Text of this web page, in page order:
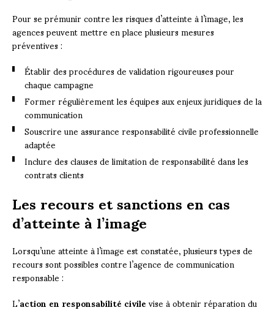
Pour se prémunir contre les risques d’atteinte à l’image, les
agences peuvent mettre en place plusieurs mesures
préventives :
Établir des procédures de validation rigoureuses pour
chaque campagne
Former régulièrement les équipes aux enjeux juridiques de la
communication
Souscrire une assurance responsabilité civile professionnelle
adaptée
Inclure des clauses de limitation de responsabilité dans les
contrats clients
Les recours et sanctions en cas
d’atteinte à l’image
Lorsqu’une atteinte à l’image est constatée, plusieurs types de
recours sont possibles contre l’agence de communication
responsable :
L’action en responsabilité civilevise à obtenir réparation du